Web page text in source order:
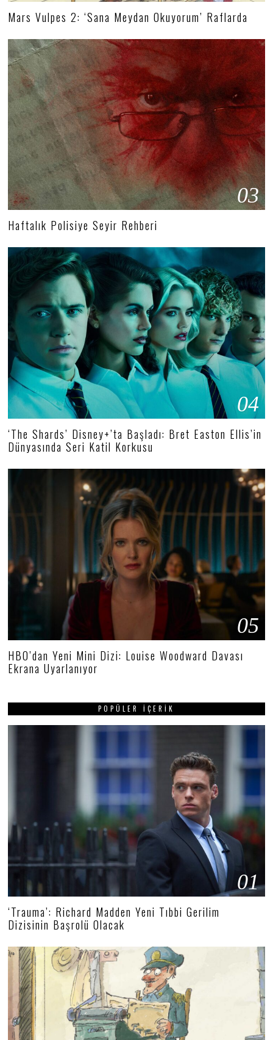
Mars Vulpes 2: ‘Sana Meydan Okuyorum’ Raflarda
03
Haftalık Polisiye Seyir Rehberi
04
‘The Shards’ Disney+’ta Başladı: Bret Easton Ellis’in
Dünyasında Seri Katil Korkusu
05
HBO’dan Yeni Mini Dizi: Louise Woodward Davası
Ekrana Uyarlanıyor
POPÜLER İÇERIK
01
‘Trauma’: Richard Madden Yeni Tıbbi Gerilim
Dizisinin Başrolü Olacak